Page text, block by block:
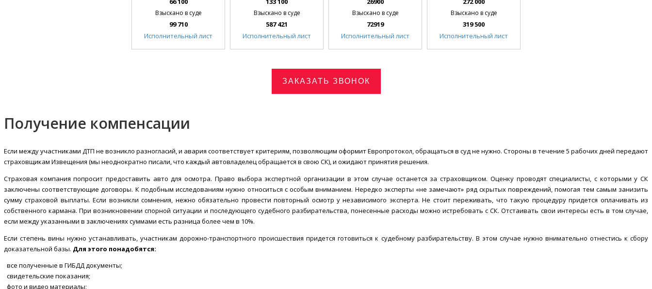
Взыскано в суде
99 710
Исполнительный лист
Взыскано в суде
587 421
Исполнительный лист
Взыскано в суде
72919
Исполнительный лист
Взыскано в суде
319 500
Исполнительный лист
ЗАКАЗАТЬ ЗВОНОК
Получение компенсации
Если между участниками ДТП не возникло разногласий, и авария соответствует критериям, позволяющим оформит Европротокол, обращаться в суд не нужно. Стороны в течение 5 рабочих дней передают
страховщикам Извещения (мы неоднократно писали, что каждый автовладелец обращается в свою СК), и ожидают принятия решения.
Страховая компания попросит предоставить авто для осмотра. Право выбора экспертной организации в этом случае останется за страховщиком. Оценку проводят специалисты, с которыми у СК
заключены соответствующие договоры. К подобным исследованиям нужно относиться с особым вниманием. Нередко эксперты «не замечают» ряд скрытых повреждений, помогая тем самым занизить
сумму страховой выплаты. Если возникли сомнения, нежно обязательно провести повторный осмотр у независимого эксперта. Не стоит переживать, что такую процедуру придется оплачивать из
собственного кармана. При возникновении спорной ситуации и последующего судебного разбирательства, понесенные расходы можно истребовать с СК. Отстаивать свои интересы есть в том случае,
если между указанными в заключениях суммами есть разница более чем в 10%.
Если степень вины нужно устанавливать, участникам дорожно-транспортного происшествия придется готовиться к судебному разбирательству. В этом случае нужно внимательно отнестись к сбору
доказательной базы. Для этого понадобятся:
все полученные в ГИБДД документы;
свидетельские показания;
фото и видео материалы;